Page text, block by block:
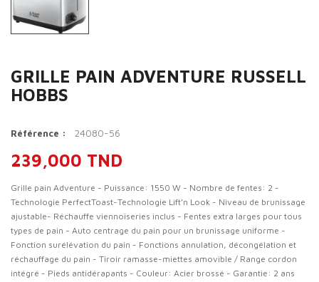
GRILLE PAIN ADVENTURE RUSSELL
HOBBS
Référence : 24080-56
239,000 TND
Grille pain Adventure - Puissance: 1550 W - Nombre de fentes: 2 -
Technologie PerfectToast-Technologie Lift’n Look - Niveau de brunissage
ajustable- Réchauffe viennoiseries inclus - Fentes extra larges pour tous
types de pain - Auto centrage du pain pour un brunissage uniforme -
Fonction surélévation du pain - Fonctions annulation, décongélation et
réchauffage du pain - Tiroir ramasse-miettes amovible / Range cordon
intégré - Pieds antidérapants - Couleur: Acier brossé - Garantie: 2 ans